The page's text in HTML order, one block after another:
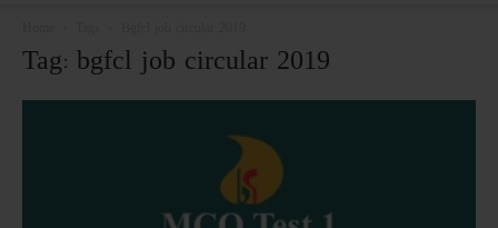
Tag: bgfcl job circular 2019